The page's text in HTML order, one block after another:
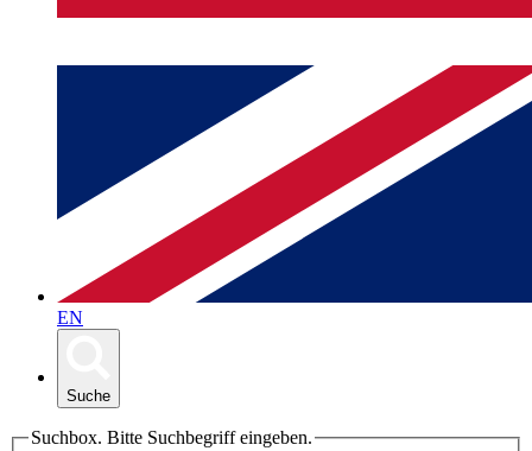
EN
Suche
Suchbox. Bitte Suchbegriff eingeben.